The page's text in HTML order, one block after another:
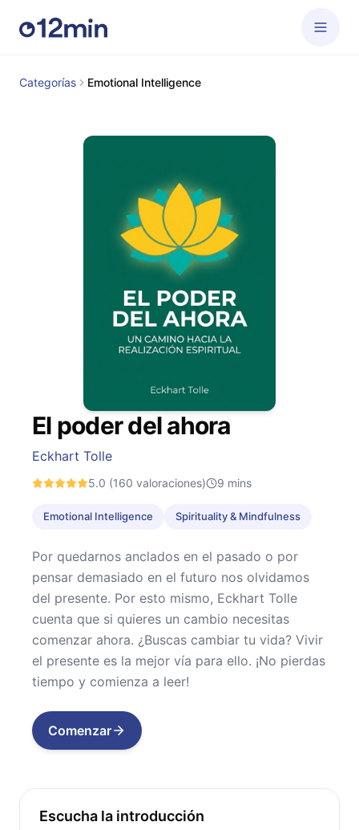
Categorías Emotional Intelligence
El poder del ahora
Eckhart Tolle
5.0 (160 valoraciones) 9 mins
Emotional Intelligence Spirituality & Mindfulness
Por quedarnos anclados en el pasado o por
pensar demasiado en el futuro nos olvidamos
del presente. Por esto mismo, Eckhart Tolle
cuenta que si quieres un cambio necesitas
comenzar ahora. ¿Buscas cambiar tu vida? Vivir
el presente es la mejor vía para ello. ¡No pierdas
tiempo y comienza a leer!
Comenzar
Escucha la introducción